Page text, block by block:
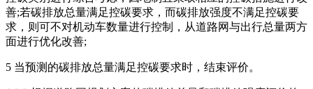
善;若碳排放总量满足控碳要求，而碳排放强度不满足控碳要
求，则可不对机动车数量进行控制，从道路网与出行总量两方
面进行优化改善;
5 当预测的碳排放总量满足控碳要求时，结束评价。